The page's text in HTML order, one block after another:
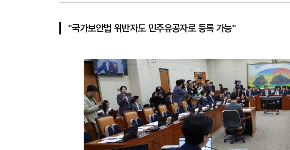
"국가보안법 위반자도 민주유공자로 등록 가능"